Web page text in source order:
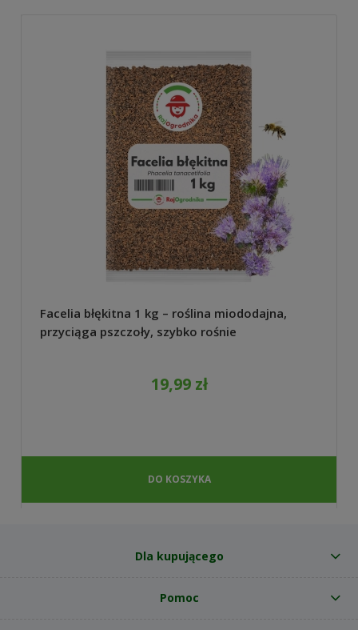
Facelia błękitna 1 kg – roślina miododajna,
przyciąga pszczoły, szybko rośnie
19,99 zł
DO KOSZYKA
Dla kupującego
Pomoc